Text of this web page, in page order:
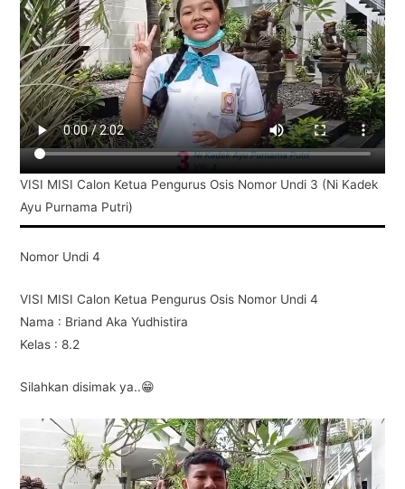
VISI MISI Calon Ketua Pengurus Osis Nomor Undi 3 (Ni Kadek
Ayu Purnama Putri)
Nomor Undi 4
VISI MISI Calon Ketua Pengurus Osis Nomor Undi 4
Nama : Briand Aka Yudhistira
Kelas : 8.2
Silahkan disimak ya..😁